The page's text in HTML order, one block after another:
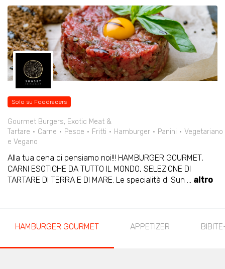
Solo su Foodracers
Gourmet Burgers, Exotic Meat &
Tartare
Carne Pesce Fritti Hamburger Panini
Vegetariano
e Vegano
Alla tua cena ci pensiamo noi!!! HAMBURGER GOURMET,
CARNI ESOTICHE DA TUTTO IL MONDO, SELEZIONE DI
TARTARE DI TERRA E DI MARE. Le specialità di Sun ... altro
HAMBURGER GOURMET APPETIZER